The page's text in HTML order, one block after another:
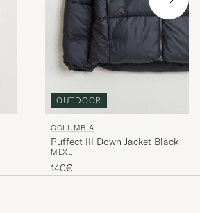
OUTDOOR
COLUMBIA
Puffect III Down Jacket Black
M LXL
140€